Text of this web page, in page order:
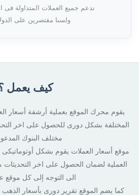
ندعم جميع العملات المتداولة فى
ولسنا مقتصرين على
كيف يعمل
يقوم محرك الموقع بعملية أرشفة أسعار
المختلفة بشكل دورى للحصول على اخر
مختلف البنوك
موقع أسعار العملات يقوم بشكل
العملية لضمان الحصول على اخر
الى التوجه إلى كل موقع
كما يضم الموقع تقرير دورى بأسعار